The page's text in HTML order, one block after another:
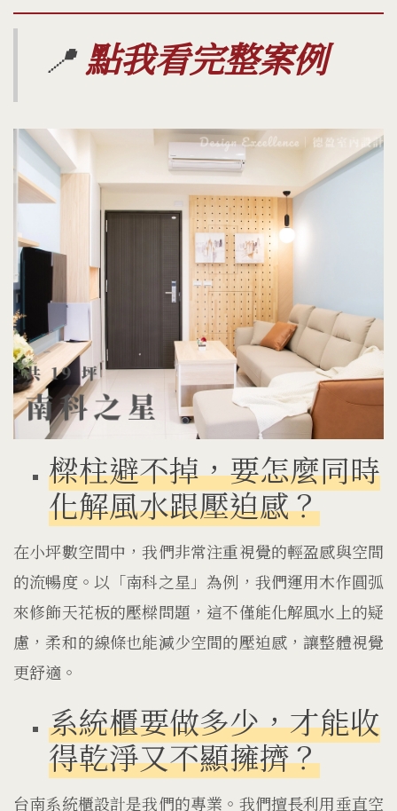
📍點我看完整案例
樑柱避不掉，要怎麼同時
化解風水跟壓迫感？
在小坪數空間中，我們非常注重視覺的輕盈感與空間
的流暢度。以「南科之星」為例，我們運用木作圓弧
來修飾天花板的壓樑問題，這不僅能化解風水上的疑
慮，柔和的線條也能減少空間的壓迫感，讓整體視覺
更舒適。
系統櫃要做多少，才能收
得乾淨又不顯擁擠？
台南系統櫃設計是我們的專業。我們擅長利用垂直空